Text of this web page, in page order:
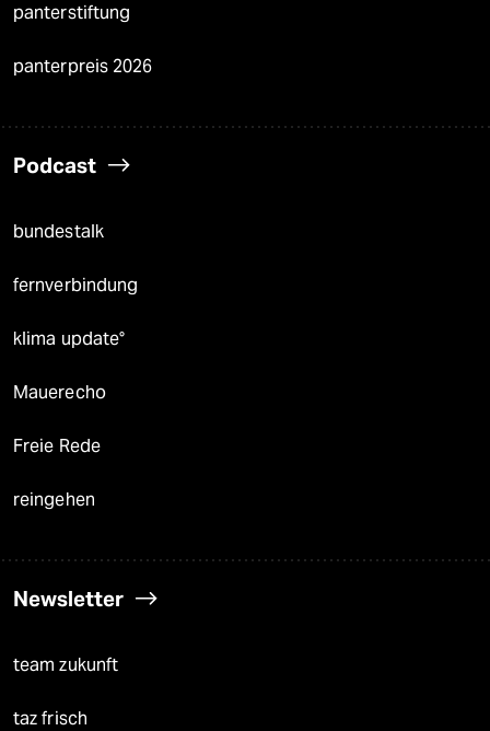
panterstiftung
panterpreis 2026
Podcast
bundestalk
fernverbindung
klima update°
Mauerecho
Freie Rede
reingehen
Newsletter
team zukunft
taz frisch